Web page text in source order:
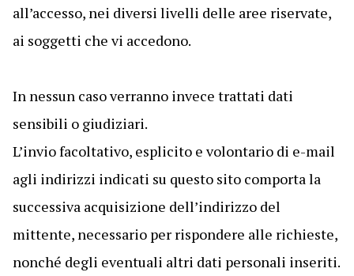
all’accesso, nei diversi livelli delle aree riservate,
ai soggetti che vi accedono.
In nessun caso verranno invece trattati dati
sensibili o giudiziari.
L’invio facoltativo, esplicito e volontario di e-mail
agli indirizzi indicati su questo sito comporta la
successiva acquisizione dell’indirizzo del
mittente, necessario per rispondere alle richieste,
nonché degli eventuali altri dati personali inseriti.